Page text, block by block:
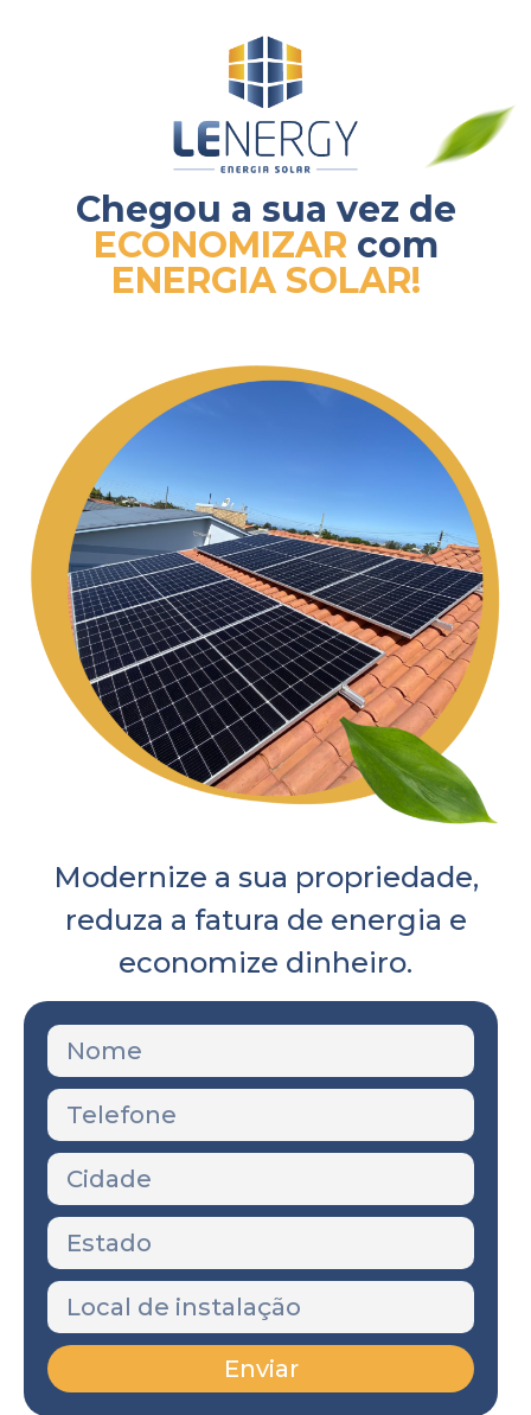
Chegou a sua vez de
ECONOMIZAR com
ENERGIA SOLAR!
Modernize a sua propriedade,
reduza a fatura de energia e
economize dinheiro.
Enviar